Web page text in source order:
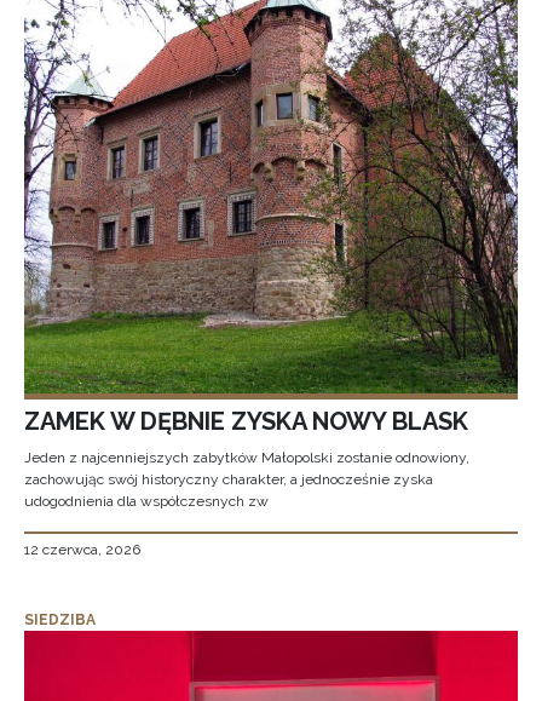
ZAMEK W DĘBNIE ZYSKA NOWY BLASK
Jeden z najcenniejszych zabytków Małopolski zostanie odnowiony,
zachowując swój historyczny charakter, a jednocześnie zyska
udogodnienia dla współczesnych zw
12 czerwca, 2026
SIEDZIBA